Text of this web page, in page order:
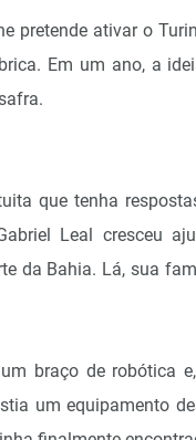
pretende ativar o
Em um ano, a
que tenha
Leal cresceu
da Bahia. Lá, sua
braço de robótica
um equipamento